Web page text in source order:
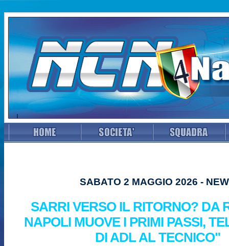
SABATO 2 MAGGIO 2026 -
SARRI VERSO IL RITORNO? DA
NAPOLI MUOVE I PRIMI PASSI,
DI ADL AL TECNICO"